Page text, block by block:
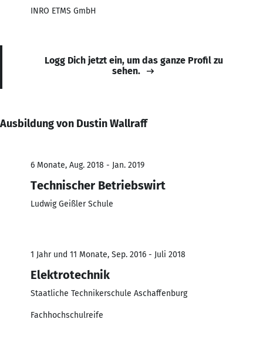
INRO ETMS GmbH
Logg Dich jetzt ein, um das ganze Profil zu
sehen.
Ausbildung von Dustin Wallraff
6 Monate, Aug. 2018 - Jan. 2019
Technischer Betriebswirt
Ludwig Geißler Schule
1 Jahr und 11 Monate, Sep. 2016 - Juli 2018
Elektrotechnik
Staatliche Technikerschule Aschaffenburg
Fachhochschulreife